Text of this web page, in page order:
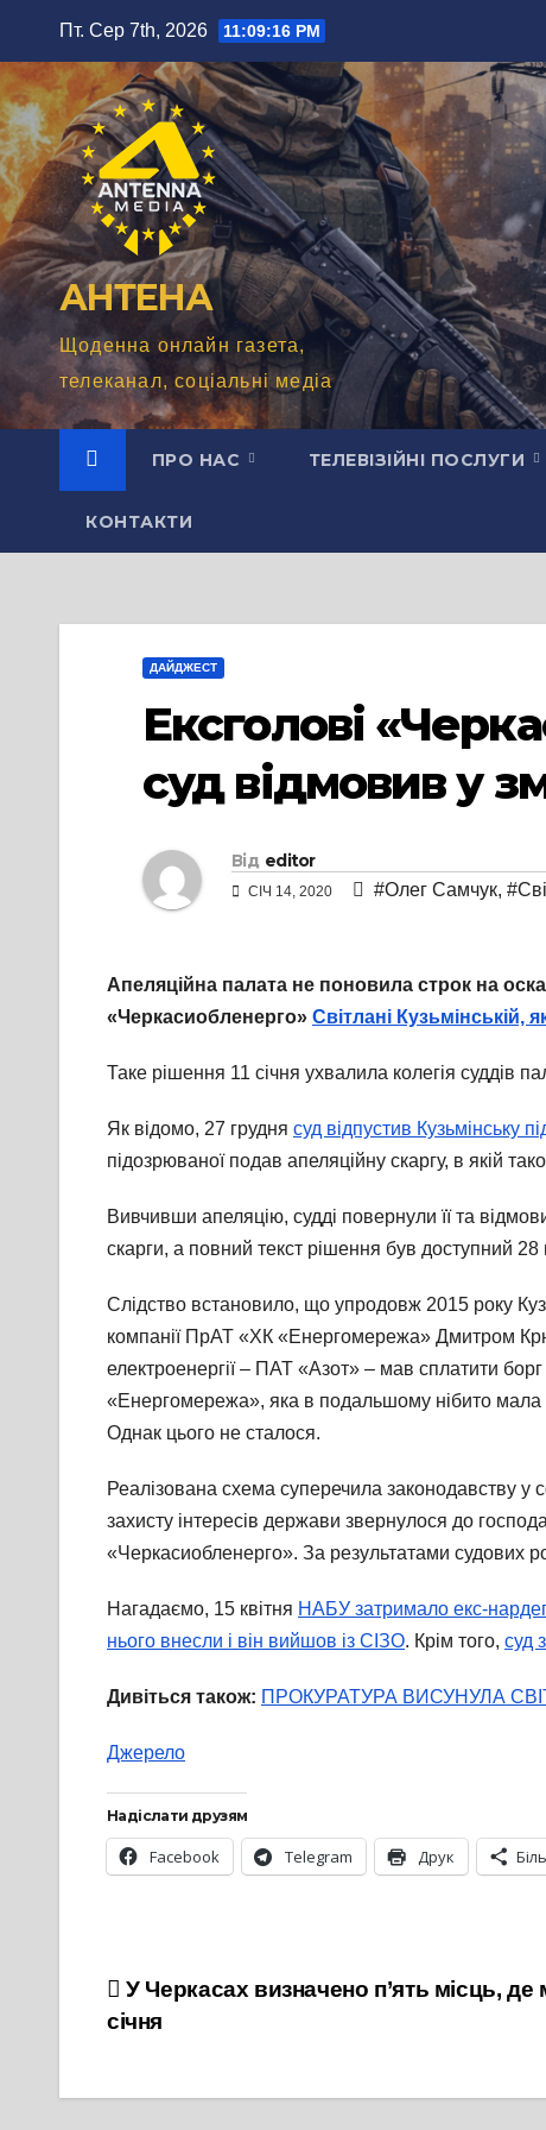
вмісту
Пт. Сер 7th, 2026 11:09:17 PM
АНТЕНА
Щоденна онлайн газета,
телеканал, соціальні медіа
ПРО НАС ТЕЛЕВІЗІЙНІ ПОСЛУГИ
КОНТАКТИ
ДАЙДЖЕСТ
Ексголові
суд відмовив у
Від editor
СІЧ 14, 2020 #Олег Самчук,
Апеляційна палата не поновила строк на
«Черкасиобленерго» Світлані
Таке рішення 11 січня ухвалила колегія суддів
Як відомо, 27 грудня суд відпустив Кузьмінську
підозрюваної подав апеляційну скаргу, в якій
Вивчивши апеляцію, судді повернули її та
скарги, а повний текст рішення був доступний 28
Слідство встановило, що упродовж 2015 року
компанії ПрАТ «ХК «Енергомережа» Дмитром
електроенергії – ПАТ «Азот» – мав сплатити
«Енергомережа», яка в подальшому нібито
Однак цього не сталося.
Реалізована схема суперечила законодавству
захисту інтересів держави звернулося до
«Черкасиобленерго». За результатами судових
Нагадаємо, 15 квітня НАБУ затримало екс-
нього внесли і він вийшов із СІЗО. Крім того, суд
Дивіться також: ПРОКУРАТУРА ВИСУНУЛА
Джерело
Надіслати друзям
Facebook Telegram Друк
Навігація
У Черкасах визначено п’ять місць,
січня